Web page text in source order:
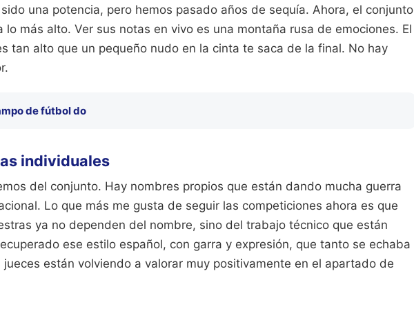
una potencia, pero hemos pasado años de sequía. Ahora, el conjunto
lo más alto. Ver sus notas en vivo es una montaña rusa de emociones. El
tan alto que un pequeño nudo en la cinta te saca de la final. No hay
de fútbol do
individuales
del conjunto. Hay nombres propios que están dando mucha guerra
Lo que más me gusta de seguir las competiciones ahora es que
ya no dependen del nombre, sino del trabajo técnico que están
ese estilo español, con garra y expresión, que tanto se echaba
están volviendo a valorar muy positivamente en el apartado de